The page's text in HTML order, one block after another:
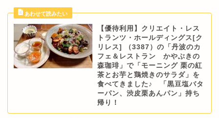
【優待利用】クリエイト・レス
トランツ・ホールディングス[ク
リレス] （3387）の「丹波のカ
フェ＆レストラン かやぶきの
森珈琲」で「モーニング 栗の紅
茶とお芋と鶏焼きのサラダ」を
食べてきました♪ 「黒豆塩バタ
ーパン、渋皮栗あんパン」持ち
帰り！